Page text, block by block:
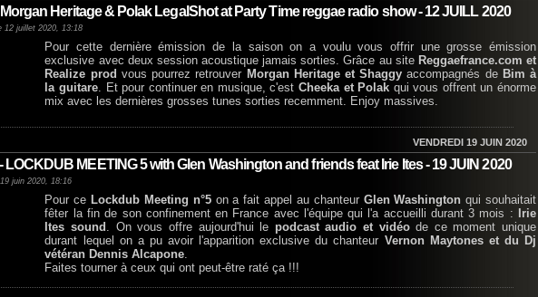
Heritage & Polak LegalShot at Party Time reggae radio show - 12 JUILL 2020
12 juillet 2020, 13:18
Pour cette dernière émission de la saison on a voulu vous offrir une grosse émission
exclusive avec deux session acoustique jamais sorties. Grâce au site Reggaefrance.com et
Realize prod vous pourrez retrouver Morgan Heritage et Shaggyaccompagnés de Bim à
la guitare. Et pour continuer en musique, c'estCheeka et Polak qui vous offrent un énorme
mix avec les dernières grosses tunes sorties recemment. Enjoy massives.
VENDREDI 19 JUIN 2020
LOCKDUB MEETING 5 with Glen Washington and friends feat Irie Ites - 19 JUIN 2020
juin 2020, 18:16
Pour ce Lockdub Meeting n°5on a fait appel au chanteur Glen Washington qui souhaitait
fêter la fin de son confinement en France avec l'équipe qui l'a accueilli durant 3 mois :
Irie
Ites sound . On vous offre aujourd'hui le podcast audio et vidéode ce moment unique
durant lequel on a pu avoir l'apparition exclusive du chanteur Vernon Maytones et du Dj
vétéran Dennis Alcapone.
Faites tourner à ceux qui ont peut-être raté ça !!!